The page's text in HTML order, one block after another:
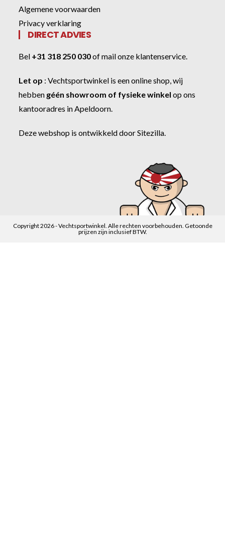
Algemene voorwaarden
Privacy verklaring
DIRECT ADVIES
Bel +31 318 250 030ofmail onze klantenservice.
Let op :Vechtsportwinkel is een online shop, wij
hebben géén showroom of fysieke winkel op ons
kantooradres in Apeldoorn.
Deze webshop is ontwikkeld doorSitezilla.
Copyright 2026 - Vechtsportwinkel. Alle rechten voorbehouden. Getoonde
prijzen zijn inclusief BTW.